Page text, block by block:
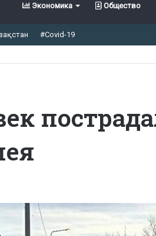
Экономика Общество
#Covid-19